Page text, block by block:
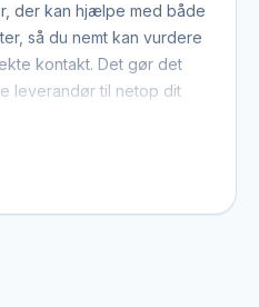
der kan hjælpe med både
så du nemt kan vurdere
kontakt. Det gør det
leverandør til netop dit
er der typisk et par ting